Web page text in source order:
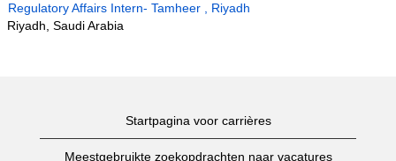
Regulatory Affairs Intern- Tamheer , Riyadh
Riyadh, Saudi Arabia
Startpagina voor carrières
Meestgebruikte zoekopdrachten naar vacatures